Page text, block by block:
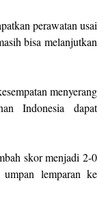
perawatan usai
bisa melanjutkan
menyerang
Indonesia dapat
skor menjadi 2-0
lemparan ke